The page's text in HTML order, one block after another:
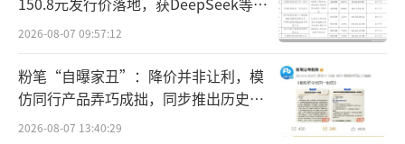
动破产清算流程。
算起来，这已经是年内第三家biotech企业
破产了。
华战配加持
2026-08-07 09:57:12
粉笔“自曝家丑”：降价并非让利，模
仿同行产品弄巧成拙，同步推出历史学
员退费方案
2026-08-07 13:40:29